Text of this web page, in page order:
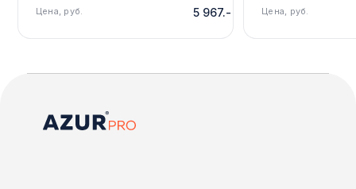
Цена, руб. 5 967.- Цена, руб.